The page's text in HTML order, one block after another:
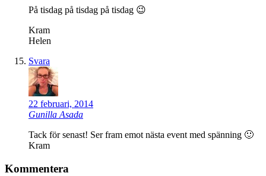
På tisdag på tisdag på tisdag 😉
Kram
Helen
Svara
22 februari, 2014
Gunilla Asada
Tack för senast! Ser fram emot nästa event med spänning 🙂
Kram
Kommentera